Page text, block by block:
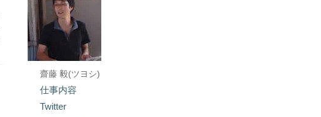
齋藤 毅(ツヨシ)
仕事内容
Twitter